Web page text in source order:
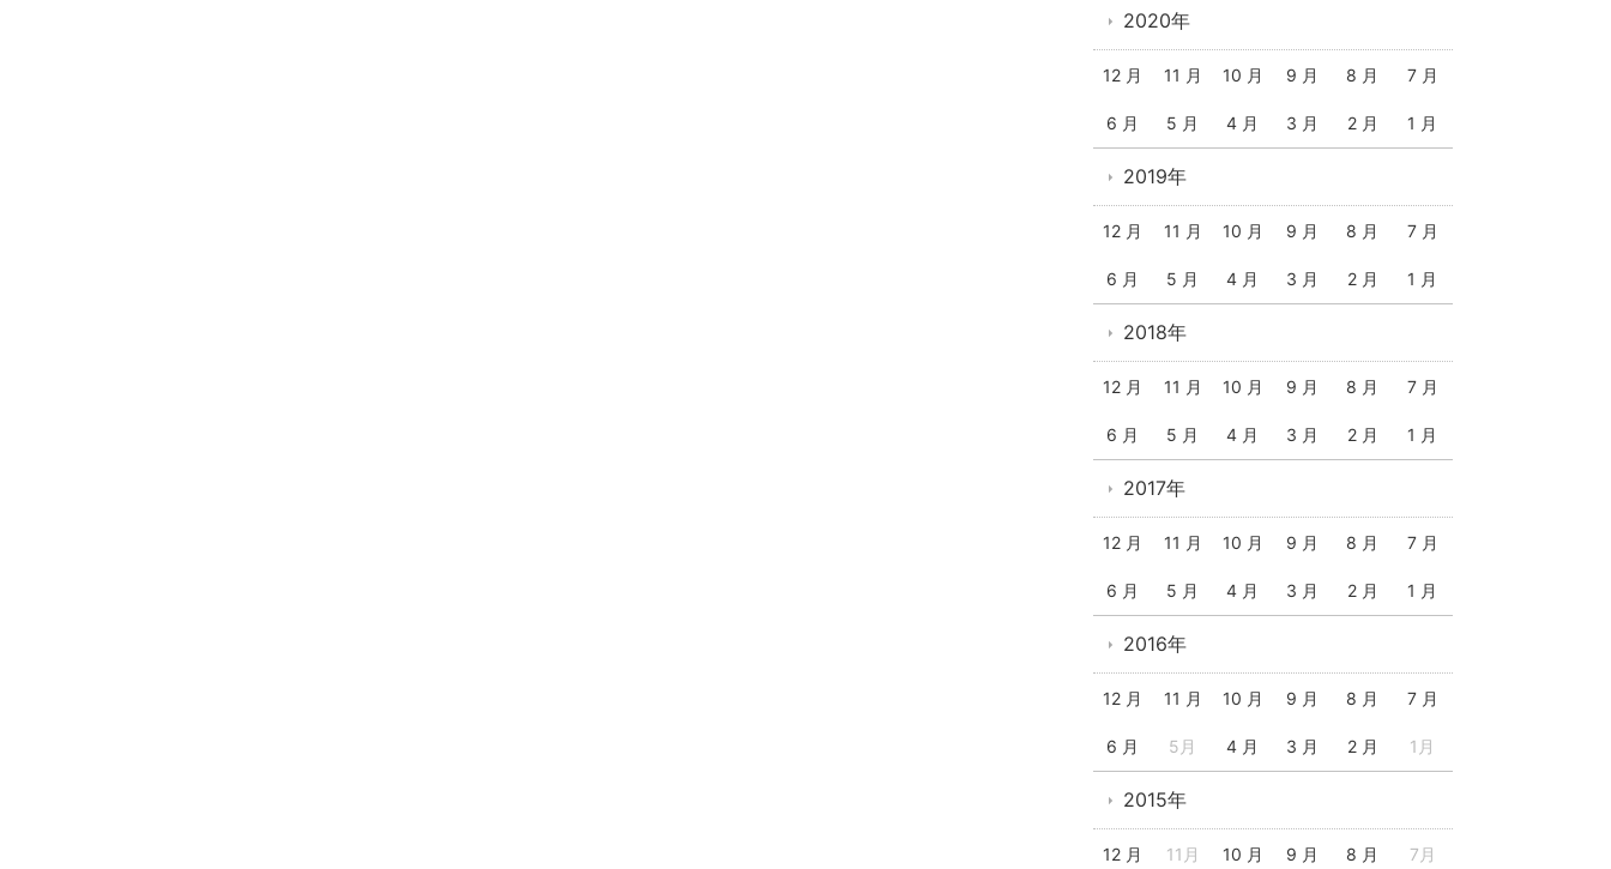
2020年
12 月 11 月 10 月 9 月 8 月 7 月
6 月 5 月 4 月 3 月 2 月 1 月
2019年
12 月 11 月 10 月 9 月 8 月 7 月
6 月 5 月 4 月 3 月 2 月 1 月
2018年
12 月 11 月 10 月 9 月 8 月 7 月
6 月 5 月 4 月 3 月 2 月 1 月
2017年
12 月 11 月 10 月 9 月 8 月 7 月
6 月 5 月 4 月 3 月 2 月 1 月
2016年
12 月 11 月 10 月 9 月 8 月 7 月
6 月 5月 4 月 3 月 2 月 1月
2015年
12 月 11月 10 月 9 月 8 月 7月